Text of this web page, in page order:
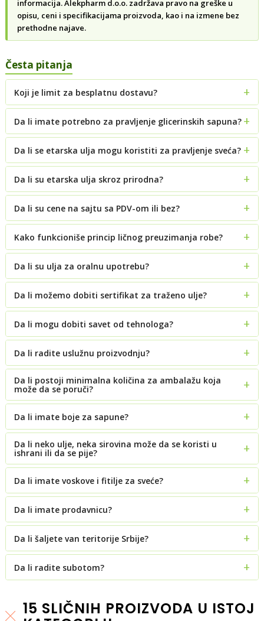
informacija. Alekpharm d.o.o. zadržava pravo na greške u
opisu, ceni i specifikacijama proizvoda, kao i na izmene bez
prethodne najave.
Česta pitanja
Koji je limit za besplatnu dostavu?
Da li imate potrebno za pravljenje glicerinskih sapuna?
Da li se etarska ulja mogu koristiti za pravljenje sveća?
Da li su etarska ulja skroz prirodna?
Da li su cene na sajtu sa PDV-om ili bez?
Kako funkcioniše princip ličnog preuzimanja robe?
Da li su ulja za oralnu upotrebu?
Da li možemo dobiti sertifikat za traženo ulje?
Da li mogu dobiti savet od tehnologa?
Da li radite uslužnu proizvodnju?
Da li postoji minimalna količina za ambalažu koja
može da se poruči?
Da li imate boje za sapune?
Da li neko ulje, neka sirovina može da se koristi u
ishrani ili da se pije?
Da li imate voskove i fitilje za sveće?
Da li imate prodavnicu?
Da li šaljete van teritorije Srbije?
Da li radite subotom?
15 SLIČNIH PROIZVODA U ISTOJ